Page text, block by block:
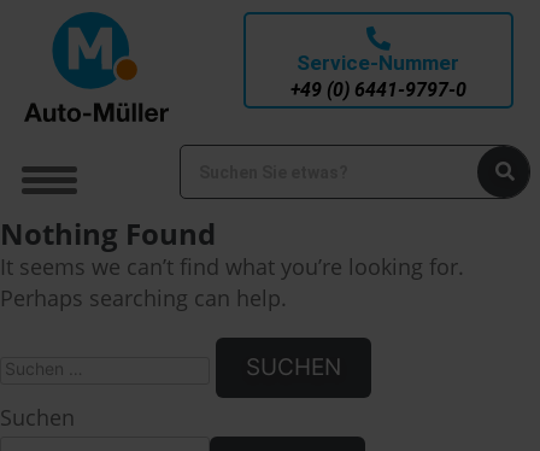
Nothing Found
It seems we can’t find what you’re looking for.
Perhaps searching can help.
Suchen
Service-Nummer
+49 (0) 6441-9797-0